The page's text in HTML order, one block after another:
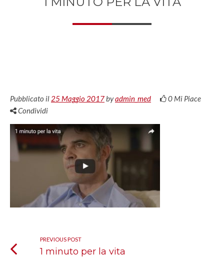
Pubblicato il 25 Maggio 2017byadmin_med 0 Mi Piace
Condividi
PREVIOUS POST
1 minuto per la vita